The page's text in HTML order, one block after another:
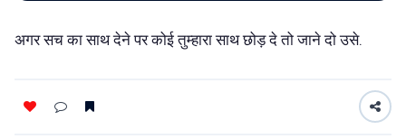
अगर सच का साथ देने पर कोई तुम्हारा साथ छोड़ दे तो जाने दो उसे.